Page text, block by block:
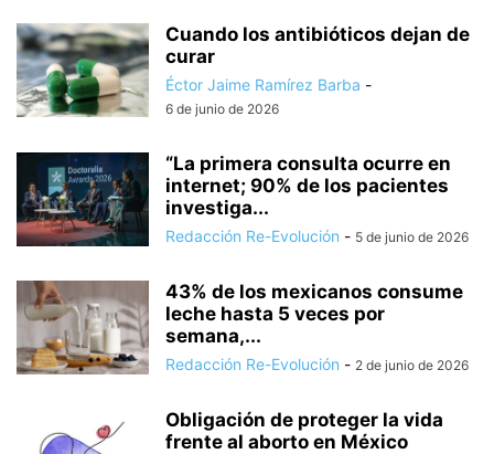
Cuando los antibióticos dejan de
curar
Éctor Jaime Ramírez Barba -
6 de junio de 2026
“La primera consulta ocurre en
internet; 90% de los pacientes
investiga...
Redacción Re-Evolución - 5 de junio de 2026
43% de los mexicanos consume
leche hasta 5 veces por
semana,...
Redacción Re-Evolución - 2 de junio de 2026
Obligación de proteger la vida
frente al aborto en México